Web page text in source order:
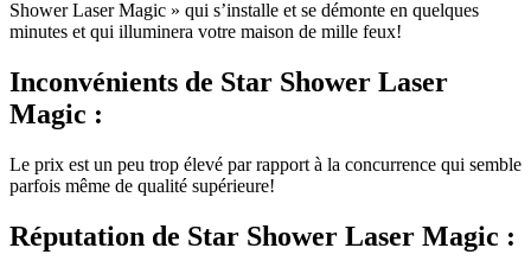
Shower Laser Magic » qui s’installe et se démonte en quelques
minutes et qui illuminera votre maison de mille feux!
Inconvénients de Star Shower Laser
Magic :
Le prix est un peu trop élevé par rapport à la concurrence qui semble
parfois même de qualité supérieure!
Réputation de Star Shower Laser Magic :